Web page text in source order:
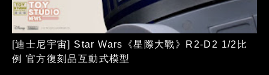
[迪士尼宇宙] Star Wars《星際大戰》R2-D2 1/2比
例 官方復刻品互動式模型